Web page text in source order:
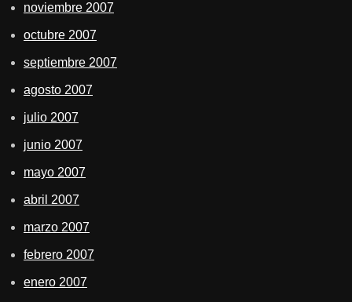
noviembre 2007
octubre 2007
septiembre 2007
agosto 2007
julio 2007
junio 2007
mayo 2007
abril 2007
marzo 2007
febrero 2007
enero 2007